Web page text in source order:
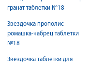
гранат таблетки №18
Звездочка прополис
ромашка-чабрец таблетки
№18
Звездочка таблетки для